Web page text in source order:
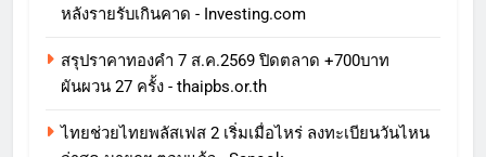
หลังรายรับเกินคาด - Investing.com
สรุปราคาทองคำ 7 ส.ค.2569 ปิดตลาด +700บาท
ผันผวน 27 ครั้ง - thaipbs.or.th
ไทยช่วยไทยพลัสเฟส 2 เริ่มเมื่อไหร่ ลงทะเบียนวันไหน